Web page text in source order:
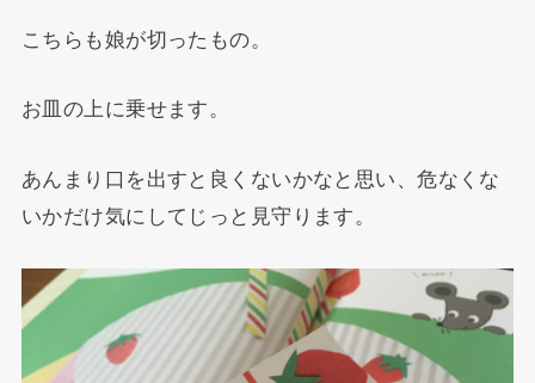
こちらも娘が切ったもの。
お皿の上に乗せます。
あんまり口を出すと良くないかなと思い、危なくな
いかだけ気にしてじっと見守ります。